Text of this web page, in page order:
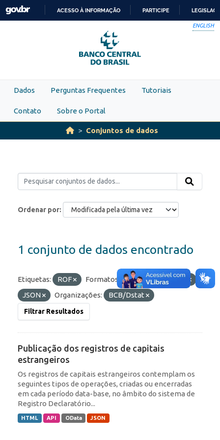
Skip to main content
PARA
O
CONTEÚDO
ACESSO À INFORMAÇÃO PARTICIPE
ENGLISH
Dados Perguntas Frequentes Tutoriais
Contato Sobre o Portal
Conjuntos de dados
Ordenar por
1 conjunto de dados encontrado
Etiquetas: ROF Formatos: OData
HTML
JSON
Organizações: BCB/Dstat
Filtrar Resultados
Publicação dos registros de capitais
estrangeiros
Os registros de capitais estrangeiros contemplam os
seguintes tipos de operações, criadas ou encerradas
em cada período data-base, no âmbito do sistema de
Registro Declaratório...
HTML API OData JSON